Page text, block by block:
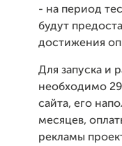
- на период
будут
достижения
Для запуска и
необходимо
сайта, его
месяцев,
рекламы